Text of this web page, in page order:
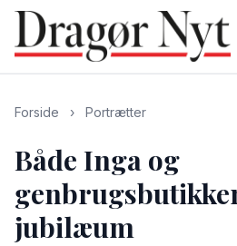
Forside › Portrætter
Både Inga og
jubilæum